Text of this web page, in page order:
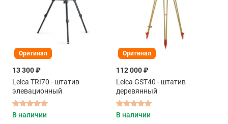
Оригинал
13 300 ₽
Leica TRI70 - штатив
элевационный
В наличии
Оригинал
112 000 ₽
Leica GST40 - штатив
деревянный
В наличии